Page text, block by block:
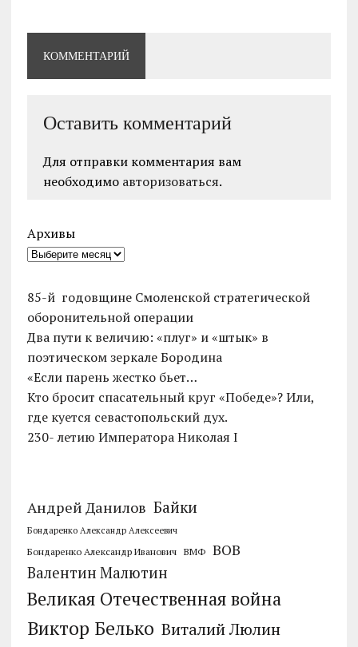
КОММЕНТАРИЙ
Оставить комментарий
Для отправки комментария вам
необходимо авторизоваться.
Архивы
85-й годовщине Смоленской стратегической
оборонительной операции
Два пути к величию: «плуг» и «штык» в
поэтическом зеркале Бородина
«Если парень жестко бьет…
Кто бросит спасательный круг «Победе»? Или,
где куется севастопольский дух.
230- летию Императора Николая I
Андрей Данилов Байки
Бондаренко Александр Алексеевич
Бондаренко Александр Иванович ВМФ ВОВ
Валентин Малютин
Великая Отечественная война
Виктор Белько Виталий Люлин